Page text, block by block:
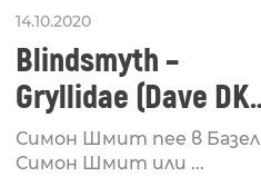
14.10.2020
Blindsmyth –
Gryllidae (Dave DK
Remix)
Симон Шмит пее в Базел
Симон Шмит или ...